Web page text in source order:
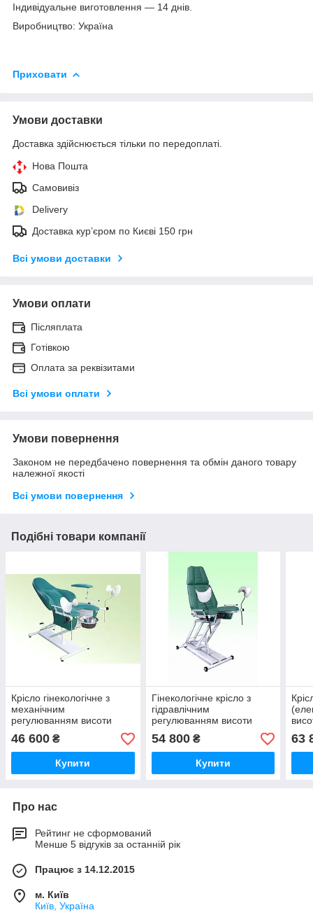
Індивідуальне виготовлення — 14 днів.
Виробництво: Україна
Приховати
Умови доставки
Доставка здійснюється тільки по передоплаті.
Нова Пошта
Самовивіз
Delivery
Доставка кур’єром по Києві 150 грн
Всі умови доставки
Умови оплати
Післяплата
Готівкою
Оплата за реквізитами
Всі умови оплати
Умови повернення
Законом не передбачено повернення та обмін даного товару
належної якості
Всі умови повернення
Подібні товари компанії
Крісло гінекологічне з
механічним
регулюванням висоти
46 600 ₴
Купити
Гінекологічне крісло з
гідравлічним
регулюванням висоти
54 800₴
Купити
63
Про нас
Рейтинг не сформований
Менше 5 відгуків за останній рік
Працює з 14.12.2015
м. Київ
Київ, Україна